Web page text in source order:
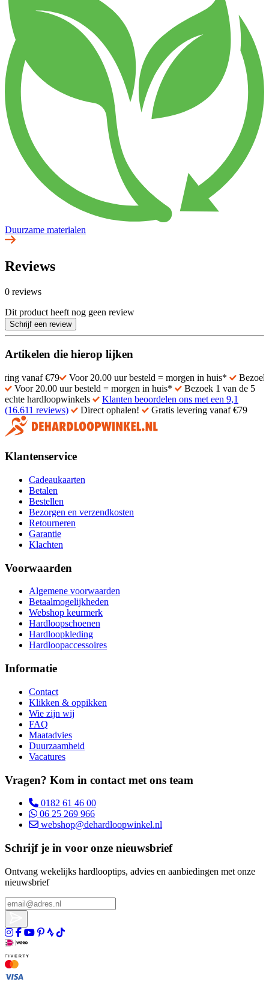
Duurzame materialen
Reviews
0 reviews
Dit product heeft nog geen review
Schrijf een review
Artikelen die hierop lijken
€79 Voor 20.00 uur besteld = morgen in huis*
Bezoek 1 van
Voor 20.00 uur besteld = morgen in huis*
Bezoek 1 van de 5
echte hardloopwinkels
Klanten beoordelen ons met een 9,1
(16.611 reviews)
Direct ophalen! Gratis levering vanaf €79
Klantenservice
Cadeaukaarten
Betalen
Bestellen
Bezorgen en verzendkosten
Retourneren
Garantie
Klachten
Voorwaarden
Algemene voorwaarden
Betaalmogelijkheden
Webshop keurmerk
Hardloopschoenen
Hardloopkleding
Hardloopaccessoires
Informatie
Contact
Klikken & oppikken
Wie zijn wij
FAQ
Maatadvies
Duurzaamheid
Vacatures
Vragen? Kom in contact met ons team
0182 61 46 00
06 25 269 966
webshop@dehardloopwinkel.nl
Schrijf je in voor onze nieuwsbrief
Ontvang wekelijks hardlooptips, advies en aanbiedingen met onze
nieuwsbrief